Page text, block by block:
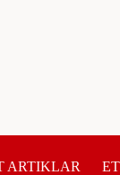
ARTIKLAR